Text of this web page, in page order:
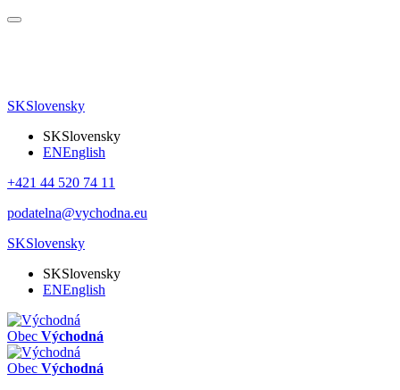
SKSlovensky
SKSlovensky
ENEnglish
+421 44 520 74 11
podatelna@vychodna.eu
SKSlovensky
SKSlovensky
ENEnglish
Obec Východná
Obec Východná